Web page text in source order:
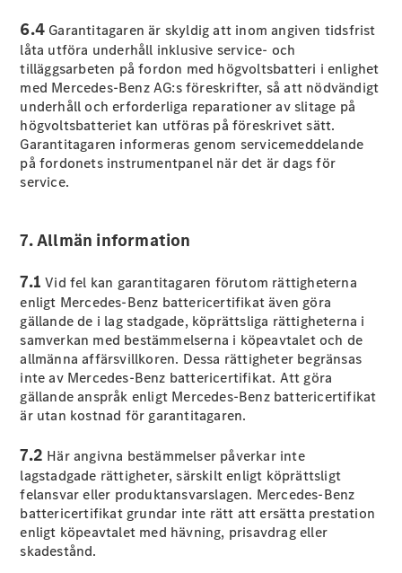
Benz Online
Store
Familjebilar / Camping van
Alla
Familjebilar
/ Camping
van
Elektrisk
V-Klass
Marco Polo
Marco Polo
Konfigurator
Mercedes-
Benz Online
Store
6.4 Garantitagaren är skyldig att inom angiven tidsfrist
låta utföra underhåll inklusive service- och
tilläggsarbeten på fordon med högvoltsbatteri i enlighet
med Mercedes-Benz AG:s föreskrifter, så att nödvändigt
underhåll och erforderliga reparationer av slitage på
högvoltsbatteriet kan utföras på föreskrivet sätt.
Garantitagaren informeras genom servicemeddelande
på fordonets instrumentpanel när det är dags för
service.
7. Allmän information
7.1 Vid fel kan garantitagaren förutom rättigheterna
enligt Mercedes-Benz battericertifikat även göra
gällande de i lag stadgade, köprättsliga rättigheterna i
samverkan med bestämmelserna i köpeavtalet och de
allmänna affärsvillkoren. Dessa rättigheter begränsas
inte av Mercedes-Benz battericertifikat. Att göra
gällande anspråk enligt Mercedes-Benz battericertifikat
är utan kostnad för garantitagaren.
7.2 Här angivna bestämmelser påverkar inte
lagstadgade rättigheter, särskilt enligt köprättsligt
felansvar eller produktansvarslagen. Mercedes-Benz
battericertifikat grundar inte rätt att ersätta prestation
enligt köpeavtalet med hävning, prisavdrag eller
skadestånd.